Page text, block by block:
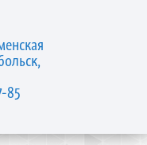
85